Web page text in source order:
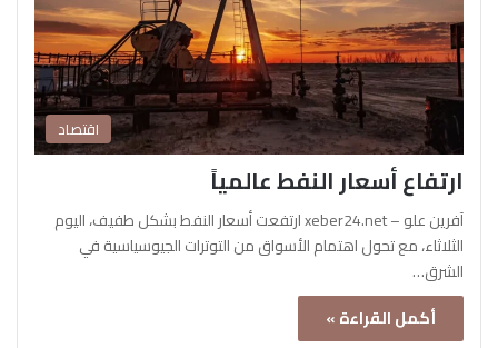
اقتصاد
ارتفاع أسعار النفط عالمياً
آفرين علو – xeber24.net ارتفعت أسعار النفط بشكل طفيف، اليوم
الثلاثاء، مع تحول اهتمام الأسواق من التوترات الجيوسياسية في
الشرق…
أكمل القراءة »